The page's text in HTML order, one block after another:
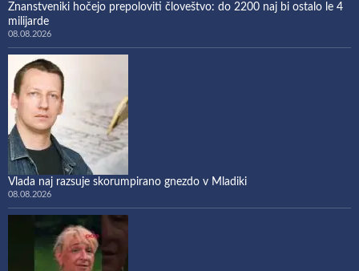
Znanstveniki hočejo prepoloviti človeštvo: do 2200 naj bi ostalo le 4
milijarde
08.08.2026
Vlada naj razsuje skorumpirano gnezdo v Mladiki
08.08.2026